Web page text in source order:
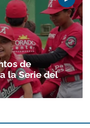
boletín.
ACEPTAR
de
la Serie del